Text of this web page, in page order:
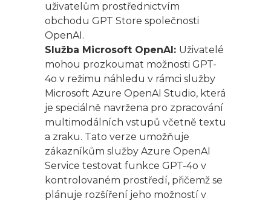
uživatelům prostřednictvím
obchodu GPT Store společnosti
OpenAI.
Služba Microsoft OpenAI: Uživatelé
mohou prozkoumat možnosti GPT-
4o v režimu náhledu v rámci služby
Microsoft Azure OpenAI Studio, která
je speciálně navržena pro zpracování
multimodálních vstupů včetně textu
a zraku. Tato verze umožňuje
zákazníkům služby Azure OpenAI
Service testovat funkce GPT-4o v
kontrolovaném prostředí, přičemž se
plánuje rozšíření jeho možností v